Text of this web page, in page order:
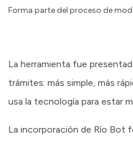
Forma parte del proceso de
La herramienta fue
trámites: más simple, más
usa la tecnología para estar
La incorporación de Río Bot